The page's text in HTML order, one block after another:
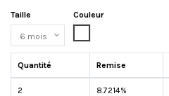
Taille
Couleur
Quantité Remise
2 8.7214%